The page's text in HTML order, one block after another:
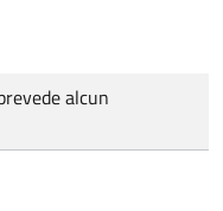
alcun